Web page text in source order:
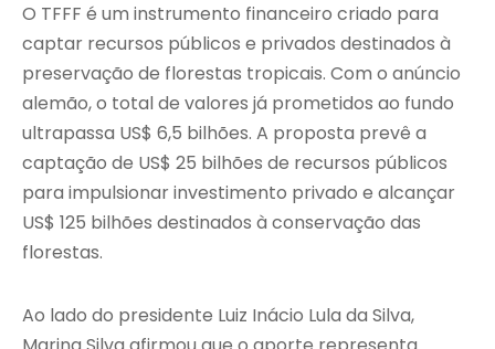
O TFFF é um instrumento financeiro criado para
captar recursos públicos e privados destinados à
preservação de florestas tropicais. Com o anúncio
alemão, o total de valores já prometidos ao fundo
ultrapassa US$ 6,5 bilhões. A proposta prevê a
captação de US$ 25 bilhões de recursos públicos
para impulsionar investimento privado e alcançar
US$ 125 bilhões destinados à conservação das
florestas.
Ao lado do presidente Luiz Inácio Lula da Silva,